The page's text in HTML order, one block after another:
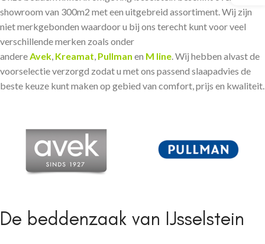
showroom van 300m2 met een uitgebreid assortiment. Wij zijn
niet merkgebonden waardoor u bij ons terecht kunt voor veel
verschillende merken zoals onder
andereAvek, Kreamat, Pullman en M line. Wij hebben alvast de
voorselectie verzorgd zodat u met ons passend slaapadvies de
beste keuze kunt maken op gebied van comfort, prijs en kwaliteit.
De beddenzaak van IJsselstein